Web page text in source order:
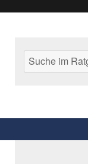
Suche
nach: